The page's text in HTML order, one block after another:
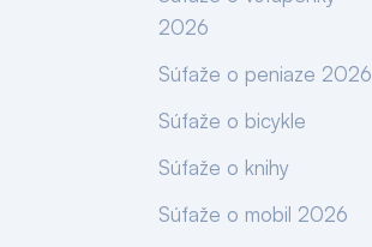
2026
Súťaže o peniaze 2026
Súťaže o bicykle
Súťaže o knihy
Súťaže o mobil 2026